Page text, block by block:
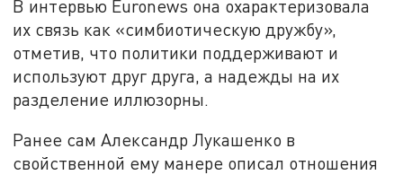
В интервью Euronews она охарактеризовала
их связь как «симбиотическую дружбу»,
отметив, что политики поддерживают и
используют друг друга, а надежды на их
разделение иллюзорны.
Ранее сам Александр Лукашенко в
свойственной ему манере описал отношения